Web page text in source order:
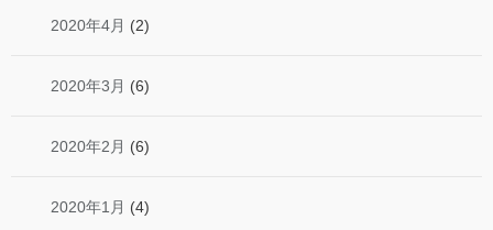
2020年4月 (2)
2020年3月 (6)
2020年2月 (6)
2020年1月 (4)